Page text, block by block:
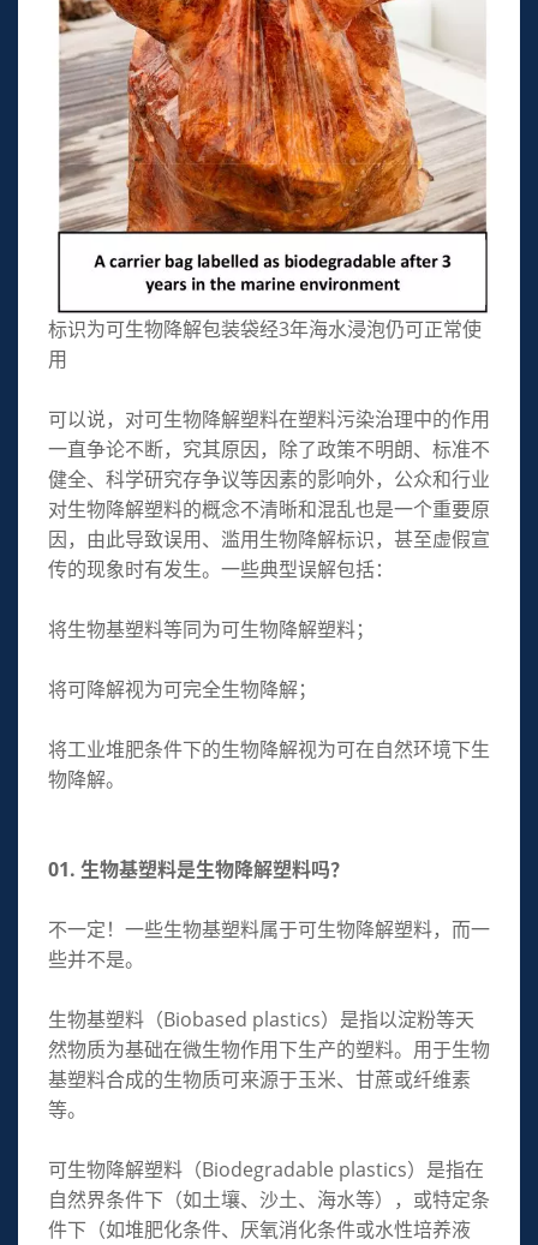
标识为可生物降解包装袋经3年海水浸泡仍可正常使
用
可以说，对可生物降解塑料在塑料污染治理中的作用
一直争论不断，究其原因，除了政策不明朗、标准不
健全、科学研究存争议等因素的影响外，公众和行业
对生物降解塑料的概念不清晰和混乱也是一个重要原
因，由此导致误用、滥用生物降解标识，甚至虚假宣
传的现象时有发生。一些典型误解包括：
将生物基塑料等同为可生物降解塑料；
将可降解视为可完全生物降解；
将工业堆肥条件下的生物降解视为可在自然环境下生
物降解。
01. 生物基塑料是生物降解塑料吗？
不一定！一些生物基塑料属于可生物降解塑料，而一
些并不是。
生物基塑料（Biobased plastics）是指以淀粉等天
然物质为基础在微生物作用下生产的塑料。用于生物
基塑料合成的生物质可来源于玉米、甘蔗或纤维素
等。
可生物降解塑料（Biodegradable plastics）是指在
自然界条件下（如土壤、沙土、海水等），或特定条
件下（如堆肥化条件、厌氧消化条件或水性培养液